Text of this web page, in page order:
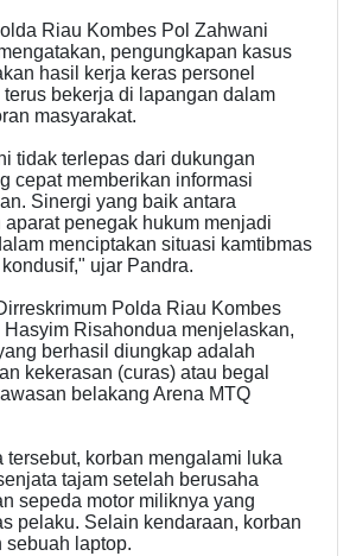
Riau Kombes Pol Zahwani
pengungkapan kasus
hasil kerja keras personel
bekerja di lapangan dalam
masyarakat.
tidak terlepas dari dukungan
cepat memberikan informasi
Sinergi yang baik antara
aparat penegak hukum menjadi
menciptakan situasi kamtibmas
ujar Pandra.
Polda Riau Kombes
Hasyim Risahondua menjelaskan,
berhasil diungkap adalah
kekerasan (curas) atau begal
belakang Arena MTQ
tersebut, korban mengalami luka
tajam setelah berusaha
sepeda motor miliknya yang
pelaku. Selain kendaraan, korban
sebuah laptop.